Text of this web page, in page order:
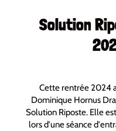
Solution
Cette rentrée 2024
Dominique Hornus
Solution Riposte. Elle
lors d'une séance